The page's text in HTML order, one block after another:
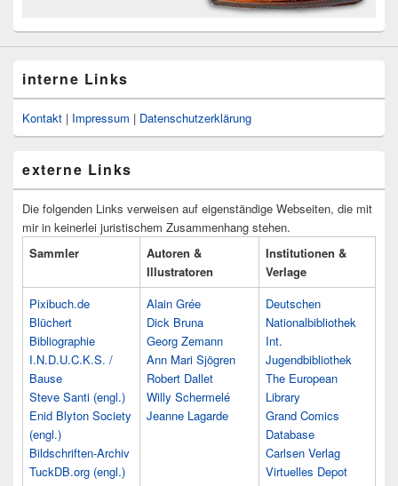
interne Links
Kontakt | Impressum | Datenschutzerklärung
externe Links
Die folgenden Links verweisen auf eigenständige Webseiten, die mit
mir in keinerlei juristischem Zusammenhang stehen.
Sammler
Autoren &
Illustratoren
Institutionen &
Verlage
Pixibuch.de
Blüchert
Bibliographie
I.N.D.U.C.K.S. /
Bause
Steve Santi (engl.)
Enid Blyton Society
(engl.)
Bildschriften-Archiv
TuckDB.org (engl.)
Alain Grée
Dick Bruna
Georg Zemann
Ann Mari Sjögren
Robert Dallet
Willy Schermelé
Jeanne Lagarde
Deutschen
Nationalbibliothek
Int.
Jugendbibliothek
The European
Library
Grand Comics
Database
Carlsen Verlag
Virtuelles Depot